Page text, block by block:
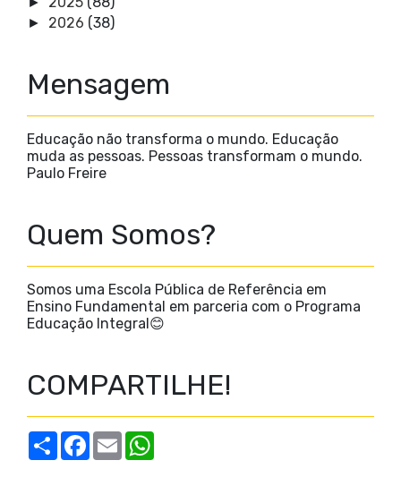
► 2026 (38)
Mensagem
Educação não transforma o mundo. Educação
muda as pessoas. Pessoas transformam o mundo.
Paulo Freire
Quem Somos?
Somos uma Escola Pública de Referência em
Ensino Fundamental em parceria com o Programa
Educação Integral😊
COMPARTILHE!
S
h
F
E
m